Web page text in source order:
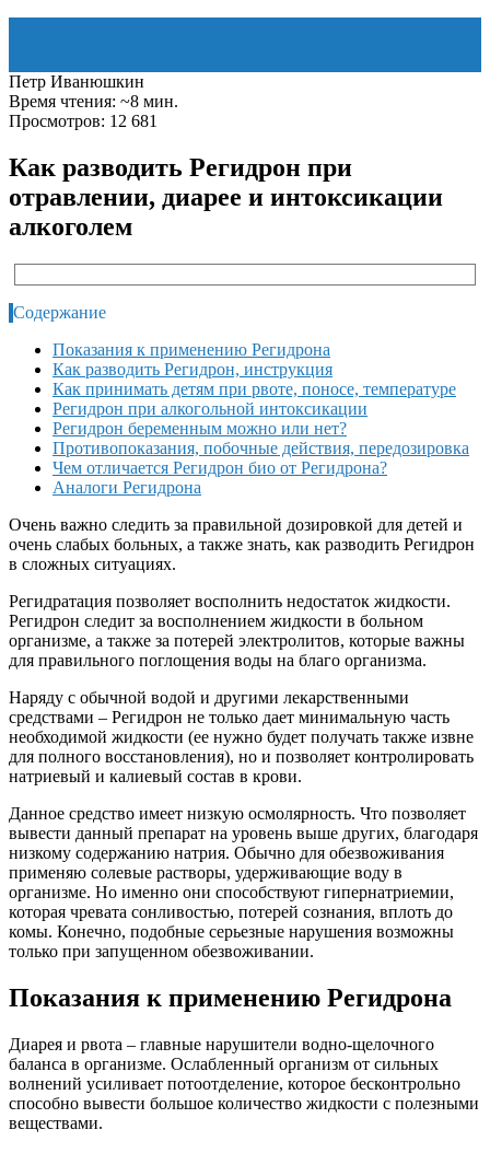
Петр Иванюшкин
Время чтения: ~8 мин.
Просмотров: 12 681
Как разводить Регидрон при
отравлении, диарее и интоксикации
алкоголем
Содержание
Показания к применению Регидрона
Как разводить Регидрон, инструкция
Как принимать детям при рвоте, поносе, температуре
Регидрон при алкогольной интоксикации
Регидрон беременным можно или нет?
Противопоказания, побочные действия, передозировка
Чем отличается Регидрон био от Регидрона?
Аналоги Регидрона
Очень важно следить за правильной дозировкой для детей и
очень слабых больных, а также знать, как разводить Регидрон
в сложных ситуациях.
Регидратация позволяет восполнить недостаток жидкости.
Регидрон следит за восполнением жидкости в больном
организме, а также за потерей электролитов, которые важны
для правильного поглощения воды на благо организма.
Наряду с обычной водой и другими лекарственными
средствами – Регидрон не только дает минимальную часть
необходимой жидкости (ее нужно будет получать также извне
для полного восстановления), но и позволяет контролировать
натриевый и калиевый состав в крови.
Данное средство имеет низкую осмолярность. Что позволяет
вывести данный препарат на уровень выше других, благодаря
низкому содержанию натрия. Обычно для обезвоживания
применяю солевые растворы, удерживающие воду в
организме. Но именно они способствуют гипернатриемии,
которая чревата сонливостью, потерей сознания, вплоть до
комы. Конечно, подобные серьезные нарушения возможны
только при запущенном обезвоживании.
Показания к применению Регидрона
Диарея и рвота – главные нарушители водно-щелочного
баланса в организме. Ослабленный организм от сильных
волнений усиливает потоотделение, которое бесконтрольно
способно вывести большое количество жидкости с полезными
веществами.